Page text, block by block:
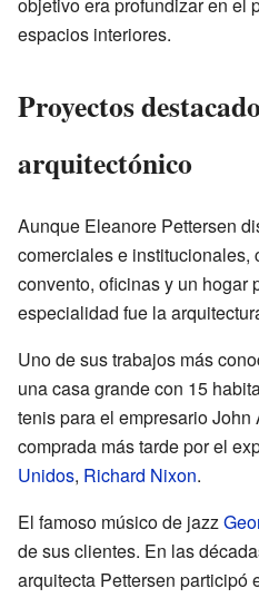
espacios interiores.
Proyectos
arquitectónico
Aunque Eleanore Pettersen
comerciales e institucionales,
convento, oficinas y un hogar
especialidad fue la
Uno de sus trabajos más
una casa grande con 15
tenis para el empresario John
comprada más tarde por el
Unidos, Richard Nixon.
El famoso músico de jazz
de sus clientes. En las
arquitecta Pettersen participó